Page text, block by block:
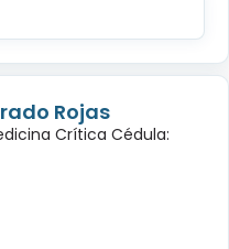
Rojas
Crítica Cédula: